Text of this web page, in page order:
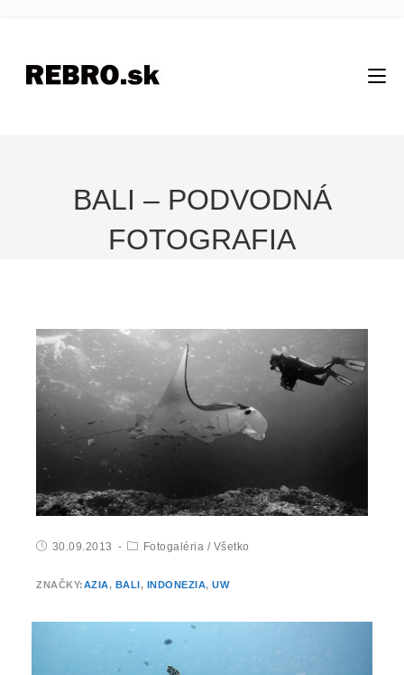
BALI – PODVODNÁ
FOTOGRAFIA
30.09.2013 Fotogaléria / Všetko
ZNAČKY:AZIA, BALI , INDONEZIA, UW